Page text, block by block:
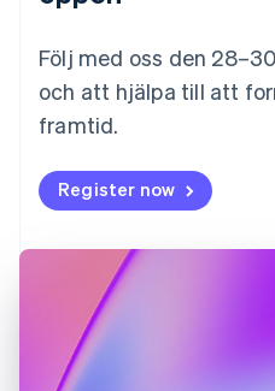
Följ med oss den
och att hjälpa till att
framtid.
Register now
English
Gibraltar
English
Grekland
Hongkong SAR, Kina
English
English
Irland
English
Italien
Italiano
Japan